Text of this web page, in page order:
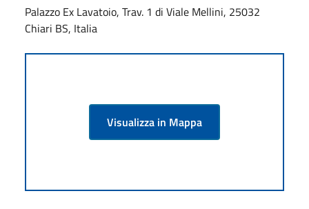
Palazzo Ex Lavatoio, Trav. 1 di Viale Mellini, 25032
Chiari BS, Italia
Visualizza in Mappa